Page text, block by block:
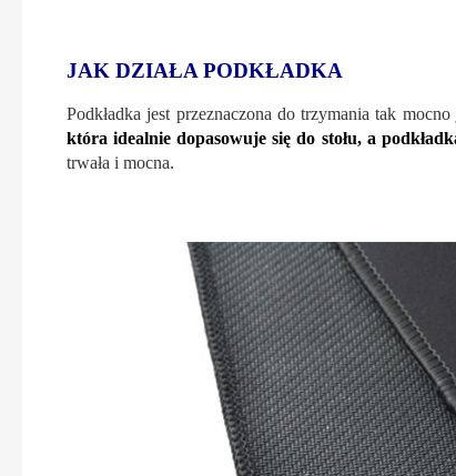
JAK DZIAŁA PODKŁADKA
Podkładka jest przeznaczona do trzymania tak
która idealnie dopasowuje się do stołu, a
trwała i mocna.